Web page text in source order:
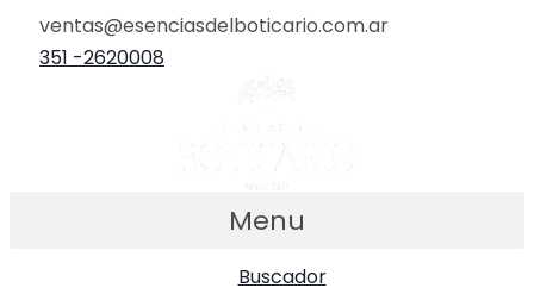
ventas@esenciasdelboticario.com.ar
351 -2620008
Menu
Buscador